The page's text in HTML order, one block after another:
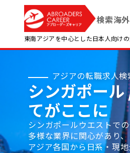
検索海
東南アジアを中心とした日本人向け
アジアの転職求人
シンガポー
てがここに
シンガポールウエストで
多様な業界に関心があり
アジア各国から日系・現